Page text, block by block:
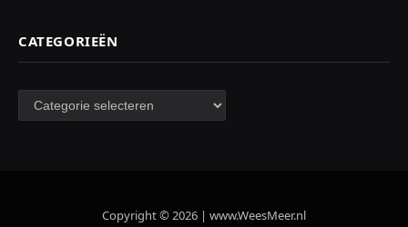
CATEGORIEËN
Categorieën
Copyright © 2026 | www.WeesMeer.nl